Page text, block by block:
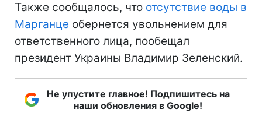
Также сообщалось, что отсутствие воды в
Марганце обернется увольнением для
ответственного лица, пообещал
президент Украины Владимир Зеленский.
Не упустите главное! Подпишитесь на
наши обновления в Google!